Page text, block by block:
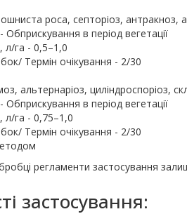
роса, септоріоз, антракноз,
в період вегетації
л/га - 0,5–1,0
Термін очікування - 2/30
альтернаріоз, циліндроспоріоз,
в період вегетації
га - 0,75–1,0
Термін очікування - 2/30
регламенти застосування
застосування: